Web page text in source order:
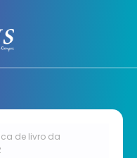
de livro da